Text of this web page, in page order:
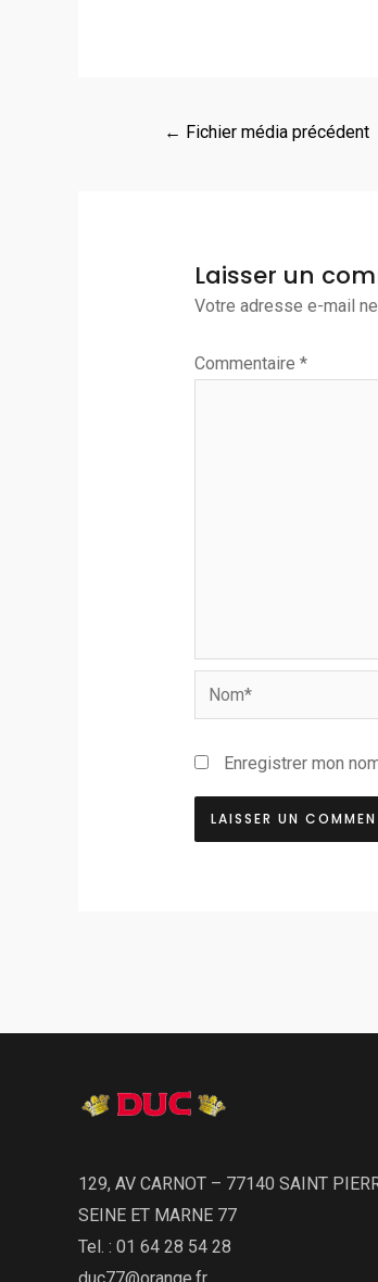
← Fichier média précédent
Laisser un
Votre adresse e-mail
Commentaire *
Nom*
Enregistrer mon
129, AV CARNOT – 77140 SAINT
SEINE ET MARNE 77
Tel. : 01 64 28 54 28